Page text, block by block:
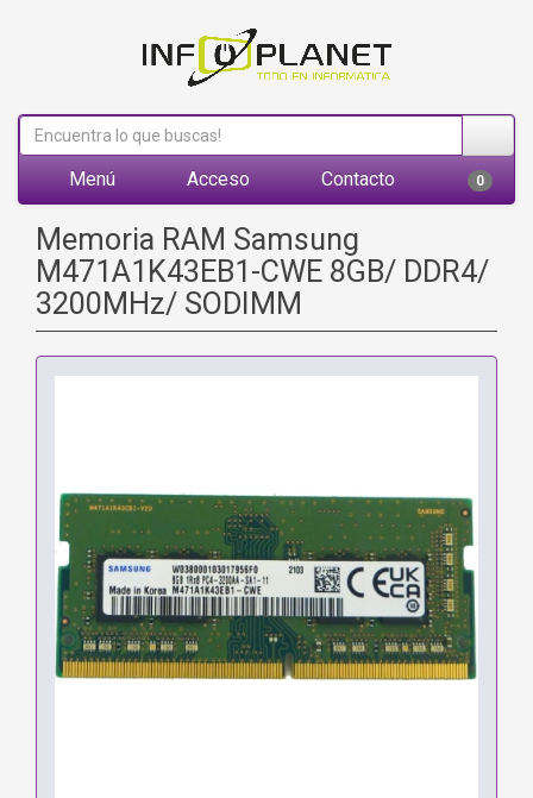
Menú Acceso Contacto 0
Memoria RAM Samsung
M471A1K43EB1-CWE 8GB/ DDR4/
3200MHz/ SODIMM